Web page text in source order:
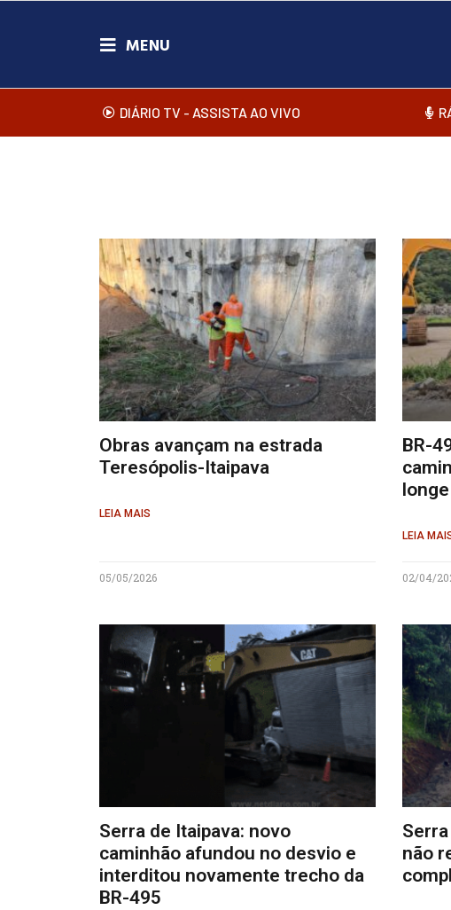
DIÁRIO TV - ASSISTA AO VIVO
Obras avançam na estrada
Teresópolis-Itaipava
LEIA MAIS
05/05/2026
BR-
LEIA
02/04/
Serra de Itaipava: novo
caminhão afundou no desvio e
interditou novamente trecho da
BR-495
não